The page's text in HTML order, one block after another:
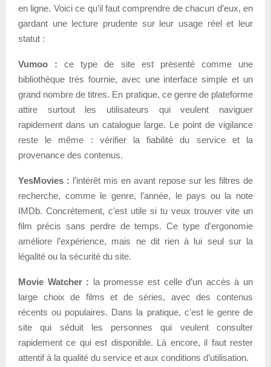
en ligne. Voici ce qu’il faut comprendre de chacun d’eux, en
gardant une lecture prudente sur leur usage réel et leur
statut :
Vumoo : ce type de site est présenté comme une
bibliothèque très fournie, avec une interface simple et un
grand nombre de titres. En pratique, ce genre de plateforme
attire surtout les utilisateurs qui veulent naviguer
rapidement dans un catalogue large. Le point de vigilance
reste le même : vérifier la fiabilité du service et la
provenance des contenus.
YesMovies : l’intérêt mis en avant repose sur les filtres de
recherche, comme le genre, l’année, le pays ou la note
IMDb. Concrètement, c’est utile si tu veux trouver vite un
film précis sans perdre de temps. Ce type d’ergonomie
améliore l’expérience, mais ne dit rien à lui seul sur la
légalité ou la sécurité du site.
Movie Watcher : la promesse est celle d’un accès à un
large choix de films et de séries, avec des contenus
récents ou populaires. Dans la pratique, c’est le genre de
site qui séduit les personnes qui veulent consulter
rapidement ce qui est disponible. Là encore, il faut rester
attentif à la qualité du service et aux conditions d’utilisation.